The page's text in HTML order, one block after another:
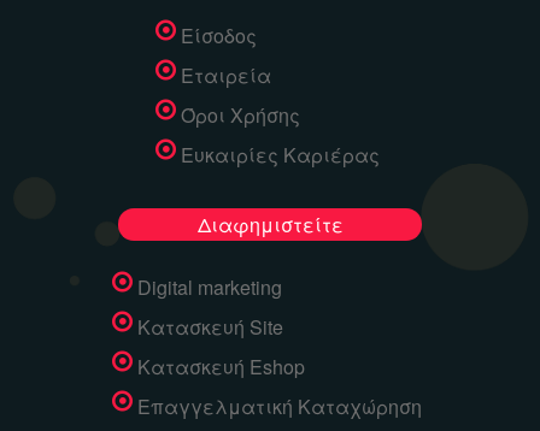
Είσοδος
Εταιρεία
Όροι Χρήσης
Ευκαιρίες Καριέρας
Διαφημιστείτε
Digital marketing
Κατασκευή Site
Κατασκευή Eshop
Επαγγελματική Καταχώρηση